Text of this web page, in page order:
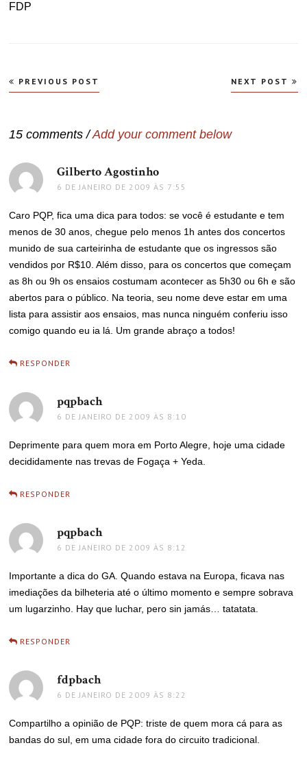
FDP
Navegação
de
PREVIOUS POST NEXT POST
15 comments /Add your comment below
Gilberto Agostinho
6 DE JANEIRO DE 2009 ÀS 7:55
Caro PQP, fica uma dica para todos: se você é estudante e tem
menos de 30 anos, chegue pelo menos 1h antes dos concertos
munido de sua carteirinha de estudante que os ingressos são
vendidos por R$10. Além disso, para os concertos que começam
as 8h ou 9h os ensaios costumam acontecer as 5h30 ou 6h e são
abertos para o público. Na teoria, seu nome deve estar em uma
lista para assistir aos ensaios, mas nunca ninguém conferiu isso
comigo quando eu ia lá. Um grande abraço a todos!
RESPONDER
pqpbachdisse:
6 DE JANEIRO DE 2009 ÀS 8:10
Deprimente para quem mora em Porto Alegre, hoje uma cidade
decididamente nas trevas de Fogaça + Yeda.
RESPONDER
pqpbachdisse:
6 DE JANEIRO DE 2009 ÀS 8:12
Importante a dica do GA. Quando estava na Europa, ficava nas
imediações da bilheteria até o último momento e sempre sobrava
um lugarzinho. Hay que luchar, pero sin jamás… tatatata.
RESPONDER
fdpbachdisse:
6 DE JANEIRO DE 2009 ÀS 8:22
Compartilho a opinião de PQP: triste de quem mora cá para as
bandas do sul, em uma cidade fora do circuito tradicional.